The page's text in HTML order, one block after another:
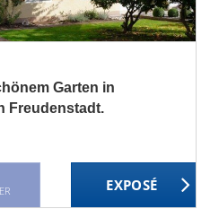
Garten in
Freudenstadt.